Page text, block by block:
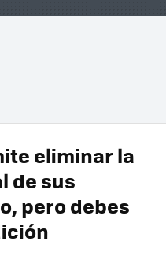
eliminar la
de sus
pero debes